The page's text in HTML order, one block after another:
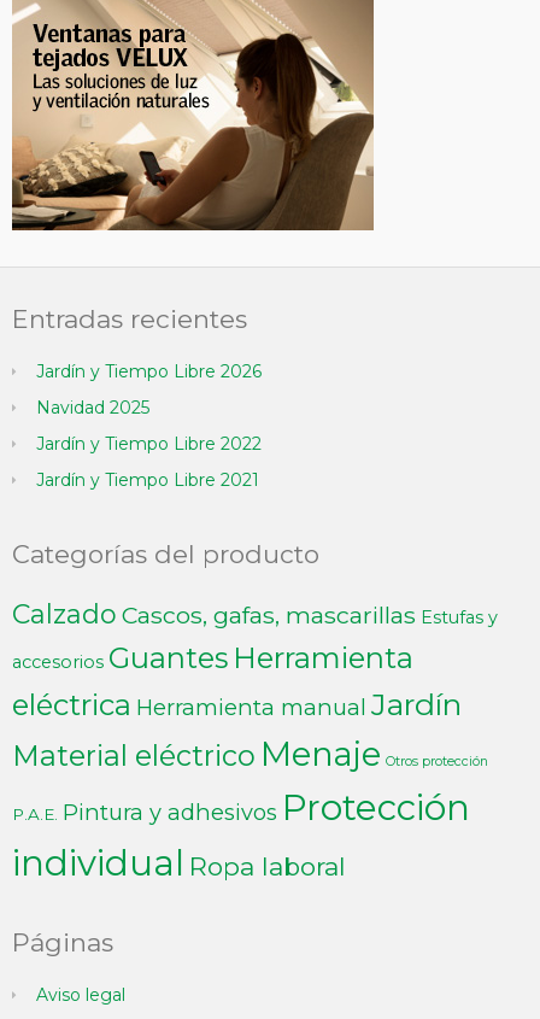
Entradas recientes
Jardín y Tiempo Libre 2026
Navidad 2025
Jardín y Tiempo Libre 2022
Jardín y Tiempo Libre 2021
Categorías del producto
Calzado Cascos, gafas, mascarillas Estufas y
accesorios Guantes Herramienta
eléctrica Herramienta manual Jardín
Material eléctrico Menaje Otros protección
P.A.E. Pintura y adhesivos Protección
individual Ropa laboral
Páginas
Aviso legal